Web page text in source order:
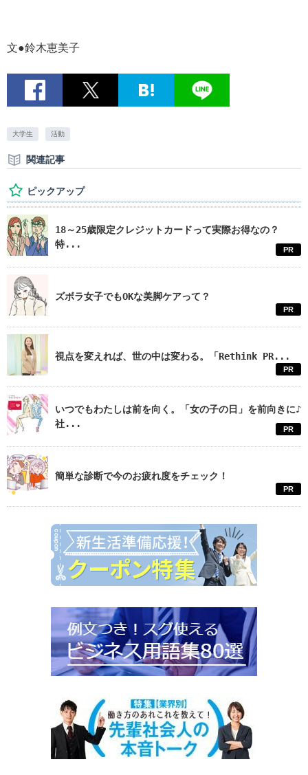
文●鈴木恵美子
大学生 活動
関連記事
ピックアップ
18～25歳限定クレジットカードって実際お得なの？
特...
PR
ズボラ女子でもOKな美脚ケアって？
PR
視点を変えれば、世の中は変わる。「Rethink PR...
PR
いつでもわたしは前を向く。「女の子の日」を前向きに♪
社...
PR
簡単な診断で今のお疲れ度をチェック！
PR